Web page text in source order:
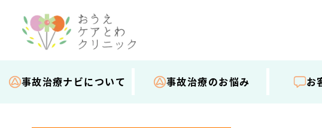
事故治療ナビについて 事故治療のお悩み お